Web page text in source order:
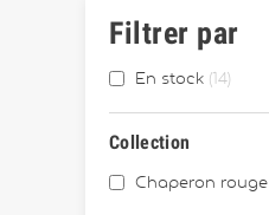
Filtrer par
En stock 14
Collection
Chaperon rouge